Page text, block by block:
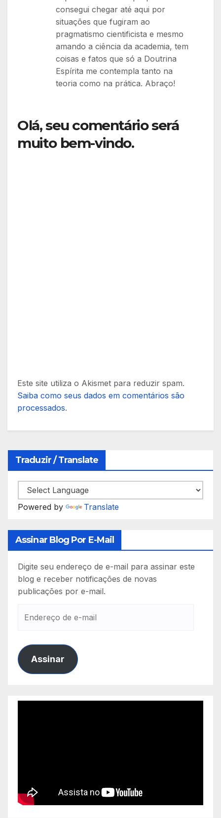
consegui chegar até aqui por
situações que fugiram ao
pragmatismo cientificista e mesmo
amando a ciência da academia, tem
coisas e fatos que só a Doutrina
Espírita me contempla tanto na
teoria como na prática. Abraço!
Olá, seu comentário será
muito bem-vindo.
Este site utiliza o Akismet para reduzir spam.
Saiba como seus dados em comentários são
processados.
Traduzir / Translate
Powered by Translate
Assinar Blog Por E-Mail
Digite seu endereço de e-mail para assinar este
blog e receber notificações de novas
publicações por e-mail.
de
mail
Assinar